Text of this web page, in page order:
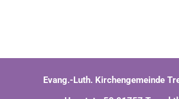
Evang.-Luth. Kirchengemeinde